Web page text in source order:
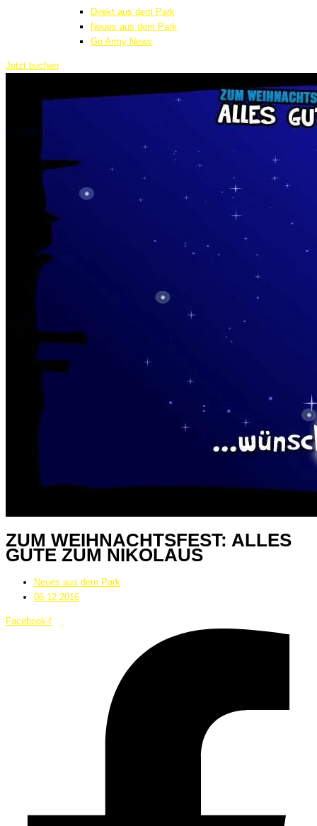
Direkt aus dem Park
Neues aus dem Park
Go Army News
Jetzt buchen
ZUM WEIHNACHTSFEST: ALLES
GUTE ZUM NIKOLAUS
Neues aus dem Park
06.12.2016
Facebook-f